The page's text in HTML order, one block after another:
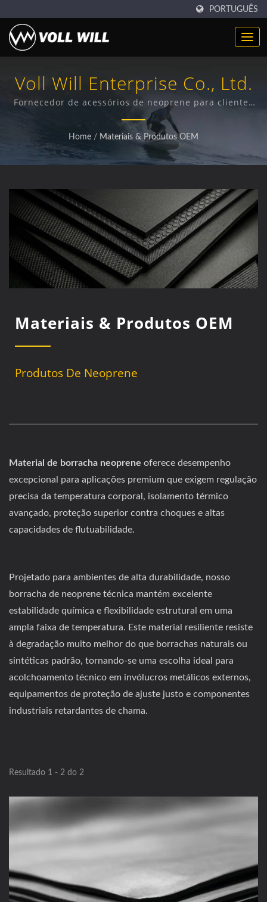
PORTUGUÊS
Voll Will Enterprise Co., Ltd.
Fornecedor de acessórios de neoprene para clientes
globais
Home / Materiais & Produtos OEM
Materiais & Produtos OEM
Produtos De Neoprene
Material de borracha neoprene oferece desempenho
excepcional para aplicações premium que exigem regulação
precisa da temperatura corporal, isolamento térmico
avançado, proteção superior contra choques e altas
capacidades de flutuabilidade.
Projetado para ambientes de alta durabilidade, nosso
borracha de neoprene técnica mantém excelente
estabilidade química e flexibilidade estrutural em uma
ampla faixa de temperatura. Este material resiliente resiste
à degradação muito melhor do que borrachas naturais ou
sintéticas padrão, tornando-se uma escolha ideal para
acolchoamento técnico em invólucros metálicos externos,
equipamentos de proteção de ajuste justo e componentes
industriais retardantes de chama.
Resultado 1 - 2 do 2